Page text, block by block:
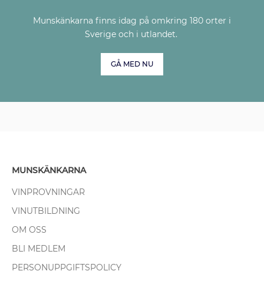
Munskänkarna finns idag på omkring 180 orter i
Sverige och i utlandet.
GÅ MED NU
MUNSKÄNKARNA
VINPROVNINGAR
VINUTBILDNING
OM OSS
BLI MEDLEM
PERSONUPPGIFTSPOLICY